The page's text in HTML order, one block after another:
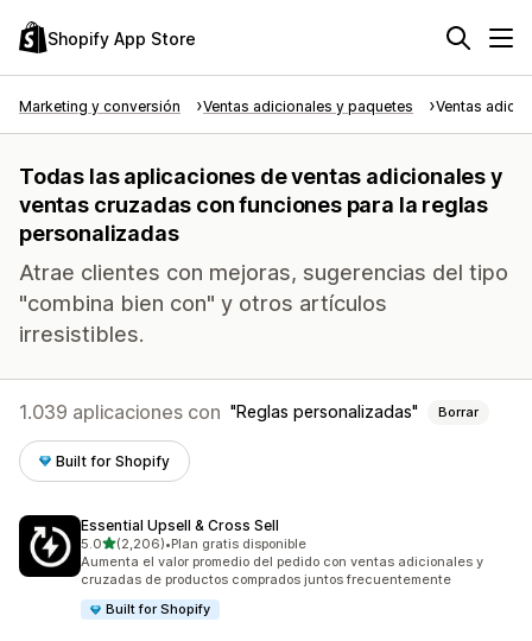
Shopify App Store
Marketing y conversión Ventas adicionales y paquetes Ventas
Todas las aplicaciones de ventas adicionales y
ventas cruzadas con funciones para la reglas
personalizadas
Atrae clientes con mejoras, sugerencias del tipo
"combina bien con" y otros artículos
irresistibles.
1.039 aplicaciones con Reglas personalizadas Borrar
Built for Shopify
Essential Upsell & Cross Sell
5.0de 5 estrellas
(2,206)
2206 reseñas en total
•Plan gratis disponible
Aumenta el valor promedio del pedido con ventas adicionales y
cruzadas de productos comprados juntos frecuentemente
Built for Shopify